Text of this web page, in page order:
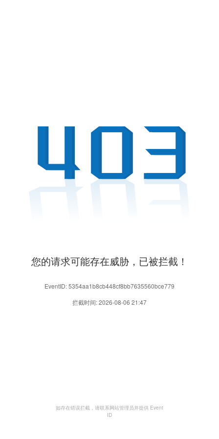
您的请求可能存在威胁，已被拦截！
EventID: 5354aa1b8cb448cf8bb7635560bce779
拦截时间: 2026-08-06 21:47
如存在错误拦截，请联系网站管理员并提供 Event
ID